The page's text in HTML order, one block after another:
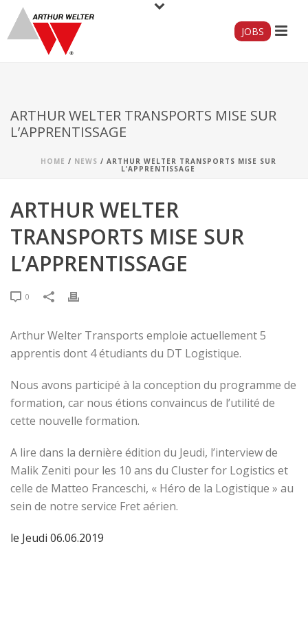
JOBS
ARTHUR WELTER TRANSPORTS MISE SUR
L’APPRENTISSAGE
HOME / NEWS / ARTHUR WELTER TRANSPORTS MISE SUR
L’APPRENTISSAGE
ARTHUR WELTER
TRANSPORTS MISE SUR
L’APPRENTISSAGE
0
Arthur Welter Transports emploie actuellement 5
apprentis dont 4 étudiants du DT Logistique.
Nous avons participé à la conception du programme de
formation, car nous étions convaincus de l’utilité de
cette nouvelle formation.
A lire dans la dernière édition du Jeudi, l’interview de
Malik Zeniti pour les 10 ans du Cluster for Logistics et
celle de Matteo Franceschi, « Héro de la Logistique » au
sein de notre service Fret aérien.
le Jeudi 06.06.2019